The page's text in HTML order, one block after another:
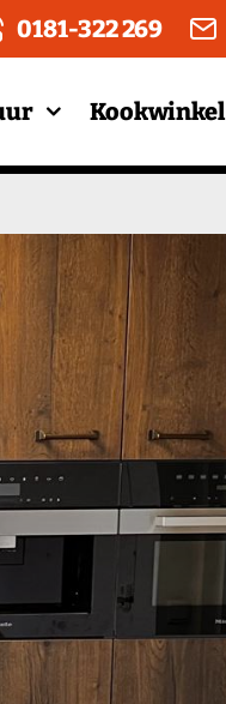
0181-322 269
Kookwinkel